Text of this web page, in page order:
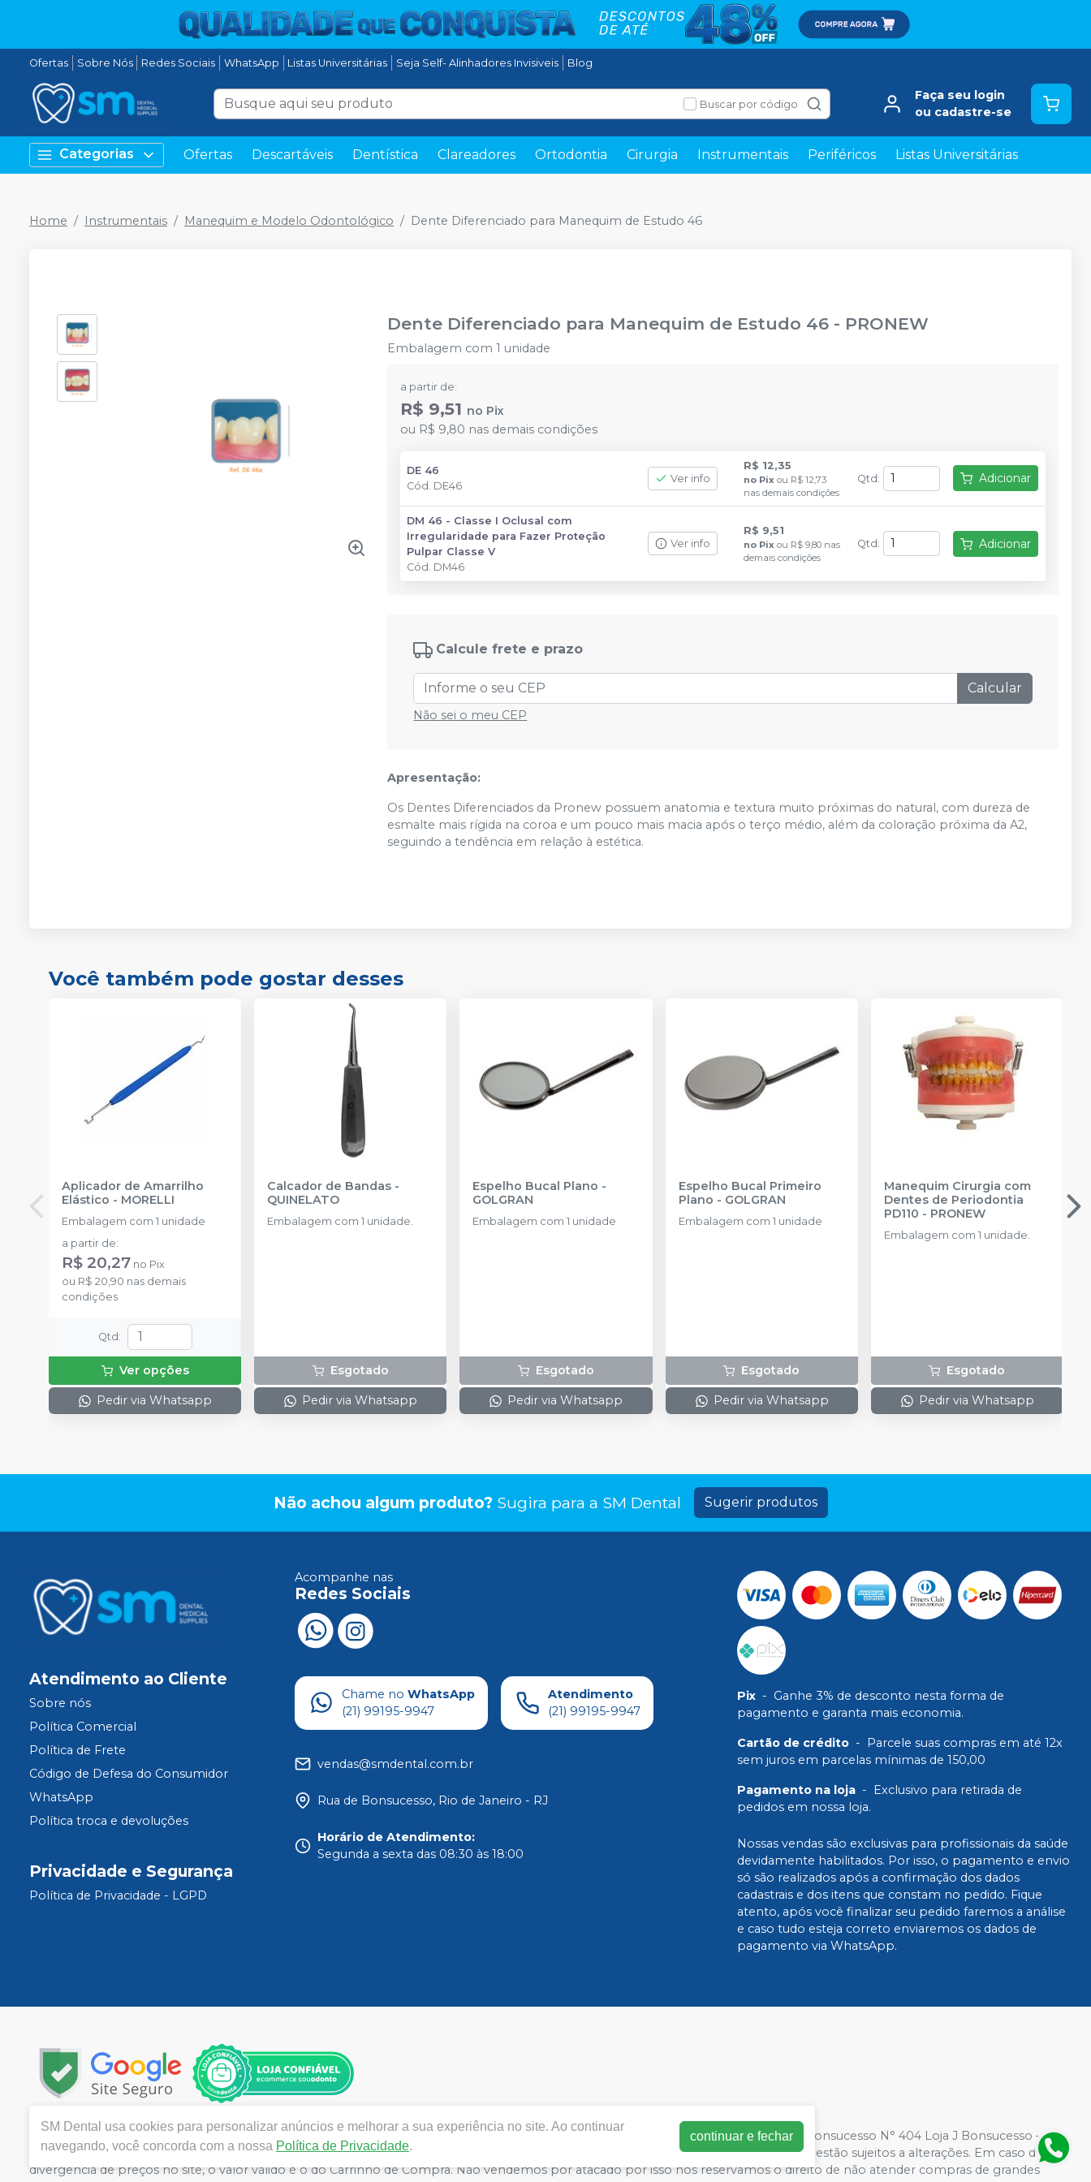
Ofertas Sobre Nós Redes Sociais WhatsApp Listas Universitárias Seja Self- Alinhadores Invisiveis Blog
Buscar por código
Faça seu login
ou cadastre-se
Categorias Ofertas Descartáveis Dentística Clareadores Ortodontia Cirurgia Instrumentais Periféricos Listas Universitárias
Home Instrumentais Manequim e Modelo Odontológico Dente Diferenciado para Manequim de Estudo 46
Dente Diferenciado para Manequim de Estudo 46 - PRONEW
Embalagem com 1 unidade
a partir de:
R$ 9,51 no Pix
ou R$ 9,80 nas demais condições
DE 46
Cód. DE46
Ver info
R$ 12,35
no Pix ou R$ 12,73
nas demais condições
Qtd : Adicionar
DM 46 - Classe I Oclusal com
Irregularidade para Fazer Proteção
Pulpar Classe V
Cód. DM46
Ver info
R$ 9,51
no Pix ou R$ 9,80 nas
demais condições
Qtd : Adicionar
Calcule frete e prazo
Calcular
Não sei o meu CEP
Apresentação:
Os Dentes Diferenciados da Pronew possuem anatomia e textura muito próximas do natural, com dureza de
esmalte mais rígida na coroa e um pouco mais macia após o terço médio, além da coloração próxima da A2,
seguindo a tendência em relação à estética.
Você também pode gostar desses
Aplicador de Amarrilho
Elástico - MORELLI
Embalagem com 1 unidade
a partir de:
R$ 20,27 no Pix
ou R$ 20,90 nas demais
condições
Qtd :
Ver opções
Pedir via Whatsapp
Calcador de Bandas -
QUINELATO
Embalagem com 1 unidade.
Esgotado
Pedir via Whatsapp
Espelho Bucal Plano -
GOLGRAN
Embalagem com 1 unidade
Esgotado
Pedir via Whatsapp
Espelho Bucal Primeiro
Plano - GOLGRAN
Embalagem com 1 unidade
Esgotado
Pedir via Whatsapp
Manequim Cirurgia com
Dentes de Periodontia
PD110 - PRONEW
Embalagem com 1 unidade.
Esgotado
Pedir via Whatsapp
Não achou algum produto? Sugira para a SM Dental Sugerir produtos
Atendimento ao Cliente
Sobre nós
Política Comercial
Política de Frete
Código de Defesa do Consumidor
WhatsApp
Política troca e devoluções
Privacidade e Segurança
Política de Privacidade - LGPD
Acompanhe nas
Redes Sociais
Chame no WhatsApp
(21) 99195-9947
Atendimento
(21) 99195-9947
vendas@smdental.com.br
Rua de Bonsucesso, Rio de Janeiro - RJ
Horário de Atendimento:
Segunda a sexta das 08:30 às 18:00
Pix - Ganhe 3% de desconto nesta forma de
pagamento e garanta mais economia.
Cartão de crédito - Parcele suas compras em até 12x
sem juros em parcelas mínimas de 150,00
Pagamento na loja - Exclusivo para retirada de
pedidos em nossa loja.
Nossas vendas são exclusivas para profissionais da saúde
devidamente habilitados. Por isso, o pagamento e envio
só são realizados após a confirmação dos dados
cadastrais e dos itens que constam no pedido. Fique
atento, após você finalizar seu pedido faremos a análise
e caso tudo esteja correto enviaremos os dados de
pagamento via WhatsApp.
Copyright © 2024 | Todos os direitos reservados | www.smdental.com.br |SM DE OLIVEIRA LTDA| CNPJ: 40.249.971/0001-94| Rua Bonsucesso N° 404 Loja J Bonsucesso – Rio
De Janeiro CEP 21040-320| Política de Privacidade e Segurança - Fotos meramente ilustrativas - Os preços e condições da loja virtual estão sujeitos a alterações. Em caso de
divergência de preços no site, o valor válido é o do Carrinho de Compra. Não vendemos por atacado por isso nos reservamos o direito de não atender compras de grandes
SM Dental usa cookies para personalizar anúncios e melhorar a sua experiência no site. Ao continuar
navegando, você concorda com a nossa Política de Privacidade.
continuar e fechar